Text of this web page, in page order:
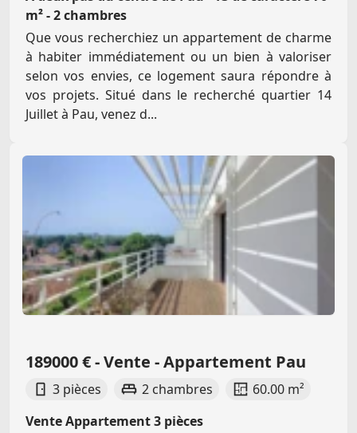
m² - 2 chambres
Que vous recherchiez un appartement de charme
à habiter immédiatement ou un bien à valoriser
selon vos envies, ce logement saura répondre à
vos projets. Situé dans le recherché quartier 14
Juillet à Pau, venez d...
189000 € - Vente - Appartement Pau
3 pièces 2 chambres
60.00 m²
Vente Appartement 3 pièces